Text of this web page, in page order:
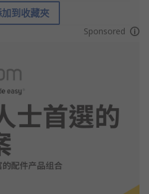
到收藏夾
Sponsored